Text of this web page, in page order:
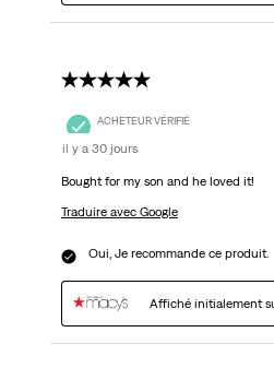
5 étoile(s) sur 5.
ACHETEUR VÉRIFIÉ
il y a 30 jours
Bought for my son and he loved it!
Traduire avec Google
Oui, Je recommande ce produit.
Affiché initialement